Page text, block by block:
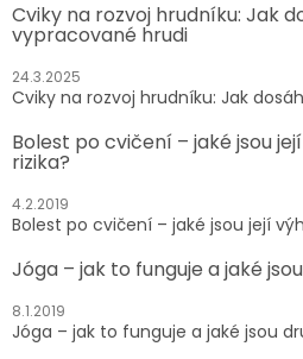
Cviky na rozvoj hrudníku: Jak
vypracované hrudi
24.3.2025
Cviky na rozvoj hrudníku: Jak
Bolest po cvičení – jaké jsou
rizika?
4.2.2019
Bolest po cvičení – jaké jsou její
Jóga – jak to funguje a jaké
8.1.2019
Jóga – jak to funguje a jaké jsou